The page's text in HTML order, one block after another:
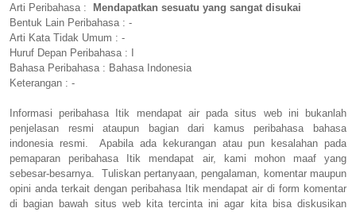
Arti Peribahasa :
Mendapatkan sesuatu yang sangat disukai
Bentuk Lain Peribahasa : -
Arti Kata Tidak Umum : -
Huruf Depan Peribahasa : I
Bahasa Peribahasa : Bahasa Indonesia
Keterangan : -
Informasi peribahasa Itik mendapat air pada situs web ini bukanlah
penjelasan resmi ataupun bagian dari kamus peribahasa bahasa
indonesia resmi. Apabila ada kekurangan atau pun kesalahan pada
pemaparan peribahasa Itik mendapat air, kami mohon maaf yang
sebesar-besarnya. Tuliskan pertanyaan, pengalaman, komentar maupun
opini anda terkait dengan peribahasa Itik mendapat air di form komentar
di bagian bawah situs web kita tercinta ini agar kita bisa diskusikan